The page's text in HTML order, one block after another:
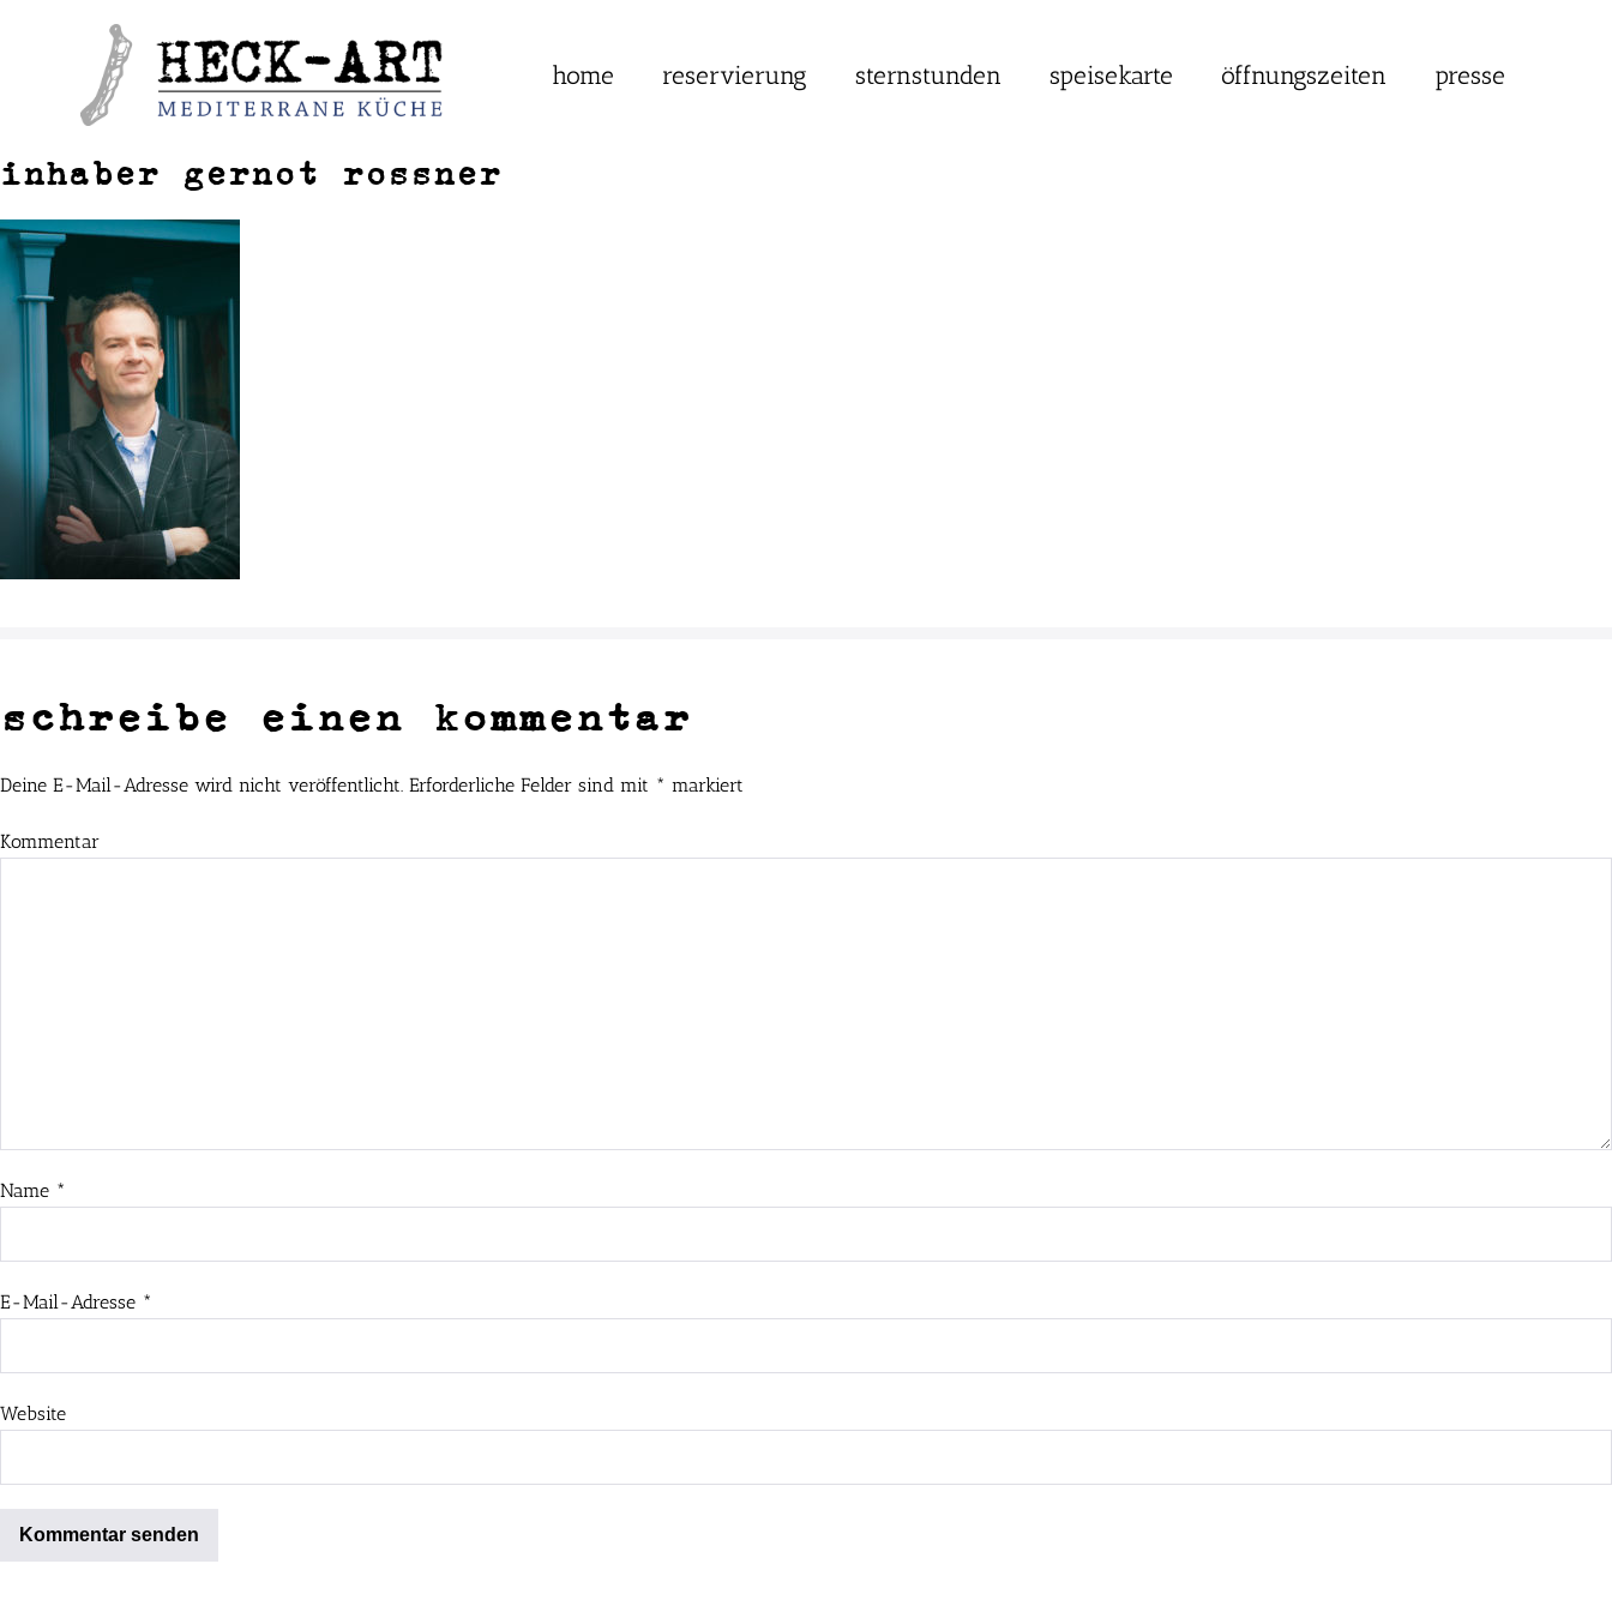
home reservierung sternstunden speisekarte öffnungszeiten presse
inhaber gernot rossner
schreibe einen kommentar
Deine E-Mail-Adresse wird nicht veröffentlicht. Erforderliche Felder sind mit * markiert
Kommentar
Name *
E-Mail-Adresse *
Website